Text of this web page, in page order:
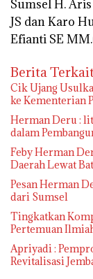
Sumsel H.
JS dan Karo
Efianti SE
Berita
Cik Ujang
ke Kementerian
Herman Deru : literasi dan Inklusi Keuangan Fondasi Penting
dalam
Feby Herman
Daerah Lewat
Pesan Herman
dari Sumsel
Tingkatkan
Pertemuan
Apriyadi : Pemprov
Revitalisasi